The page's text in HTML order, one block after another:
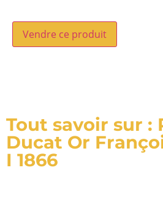
Vendre ce produit
Tout savoir sur :
Ducat Or
I 1866